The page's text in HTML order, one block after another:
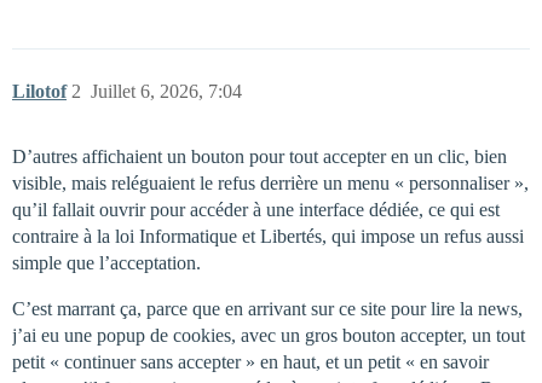
Lilotof Juillet 6, 2026, 7:04
2
D’autres affichaient un bouton pour tout accepter en un clic, bien
visible, mais reléguaient le refus derrière un menu « personnaliser »,
qu’il fallait ouvrir pour accéder à une interface dédiée, ce qui est
contraire à la loi Informatique et Libertés, qui impose un refus aussi
simple que l’acceptation.
C’est marrant ça, parce que en arrivant sur ce site pour lire la news,
j’ai eu une popup de cookies, avec un gros bouton accepter, un tout
petit « continuer sans accepter » en haut, et un petit « en savoir